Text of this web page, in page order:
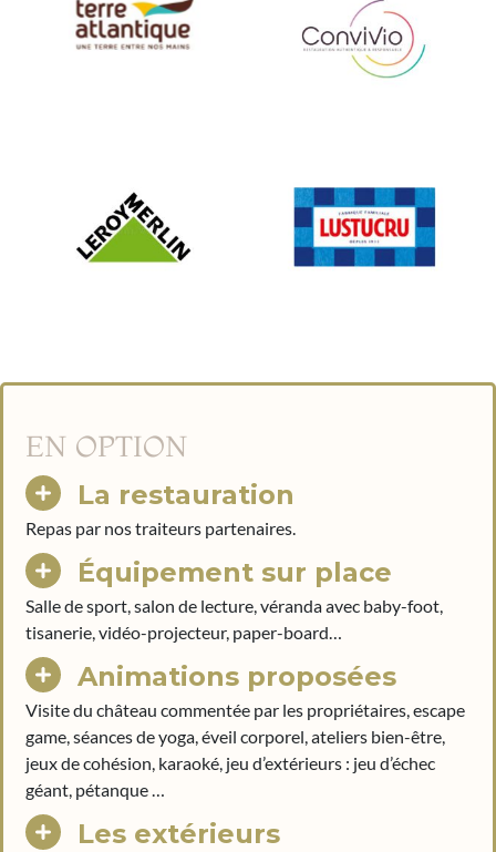
Terre atlantique
Convivio
LEROY MERLIN LUSTUCRU
EN OPTION
La restauration
Repas par nos traiteurs partenaires.
Équipement sur place
Salle de sport, salon de lecture, véranda avec baby-foot,
tisanerie, vidéo-projecteur, paper-board…
Animations proposées
Visite du château commentée par les propriétaires, escape
game, séances de yoga, éveil corporel, ateliers bien-être,
jeux de cohésion, karaoké, jeu d’extérieurs : jeu d’échec
géant, pétanque …
Les extérieurs